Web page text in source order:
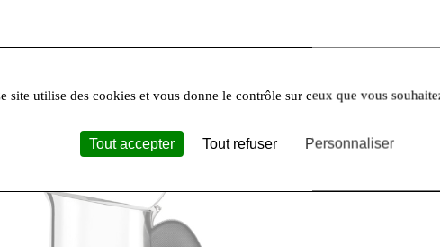
19:00
site utilise des cookies et vous donne le contrôle sur ceux que vous
Tout accepter Tout refuser Personnaliser